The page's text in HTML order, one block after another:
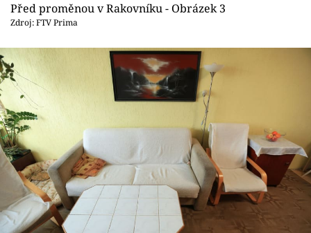
Před proměnou v Rakovníku - Obrázek 3
Zdroj: FTV Prima